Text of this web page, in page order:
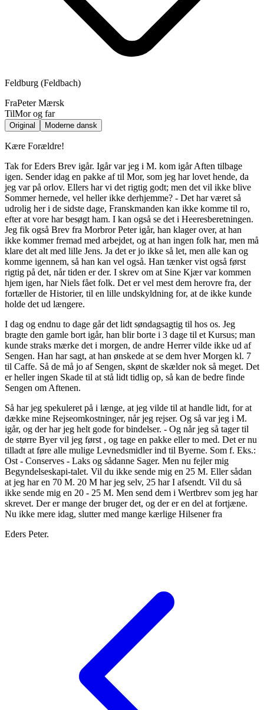
Feldburg (Feldbach)
FraPeter Mærsk
TilMor og far
Original Moderne dansk
Kære Forældre!
Tak for Eders Brev igår. Igår var jeg i M. kom igår Aften tilbage
igen. Sender idag en pakke af til Mor, som jeg har lovet hende, da
jeg var på orlov. Ellers har vi det rigtig godt; men det vil ikke blive
Sommer hernede, vel heller ikke derhjemme? - Det har været så
udrolig her i de sidste dage, Franskmanden kan ikke komme til ro,
efter at vore har besøgt ham. I kan også se det i Heeresberetningen.
Jeg fik også Brev fra Morbror Peter igår, han klager over, at han
ikke kommer fremad med arbejdet, og at han ingen folk har, men må
klare det alt med lille Jens. Ja det er jo ikke så let, men alle kan og
komme igennem, så han kan vel også. Han tænker vist også først
rigtig på det, når tiden er der. I skrev om at Sine Kjær var kommen
hjem igen, har Niels fået folk. Det er vel mest dem herovre fra, der
fortæller de Historier, til en lille undskyldning for, at de ikke kunde
holde det ud længere.
I dag og endnu to dage går det lidt søndagsagtig til hos os. Jeg
bragte den gamle bort igår, han blir borte i 3 dage til et Kursus; man
kunde straks mærke det i morgen, de andre Herrer vilde ikke ud af
Sengen. Han har sagt, at han ønskede at se dem hver Morgen kl. 7
til Caffe. Så de må jo af Sengen, skønt de skælder nok så meget. Det
er heller ingen Skade til at stå lidt tidlig op, så kan de bedre finde
Sengen om Aftenen.
Så har jeg spekuleret på i længe, at jeg vilde til at handle lidt, for at
dække mine Rejseomkostninger, når jeg rejser. Og så var jeg i M.
igår, og der har jeg helt gode for bindelser. - Og når jeg så tager til
de større Byer vil jeg først , og tage en pakke eller to med. Det er nu
tilladt at føre alle mulige Levnedsmidler ind til Byerne. Som f. Eks.:
Ost - Conserves - Laks og sådanne Sager. Men nu fejler mig
Begyndelseskapi-talet. Vil du ikke sende mig en 25 M. Eller sådan
at jeg har en 70 M. 20 M har jeg selv, 25 har I afsendt. Vil du så
ikke sende mig en 20 - 25 M. Men send dem i Wertbrev som jeg har
skrevet. Der er mange der bruger det, og der er en del at fortjæne.
Nu ikke mere idag, slutter med mange kærlige Hilsener fra
Eders Peter.